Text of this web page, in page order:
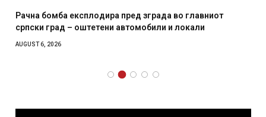
Рачна бомба експлодира пред зграда во главниот
српски град – оштетени автомобили и локали
AUGUST 6, 2026